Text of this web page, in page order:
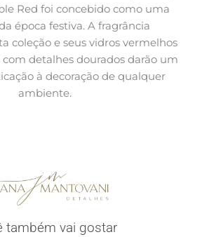
Red foi concebido como uma
época festiva. A fragrância
coleção e seus vidros vermelhos
detalhes dourados darão um
à decoração de qualquer
ambiente.
também vai gostar